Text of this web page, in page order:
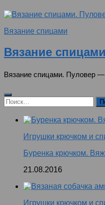
Вязание спицами
Вязание
Вязание спицами. Пуловер
Найти:
Игрушки крючком и
Буренка крючком.
21.08.2016
Игрушки крючком и